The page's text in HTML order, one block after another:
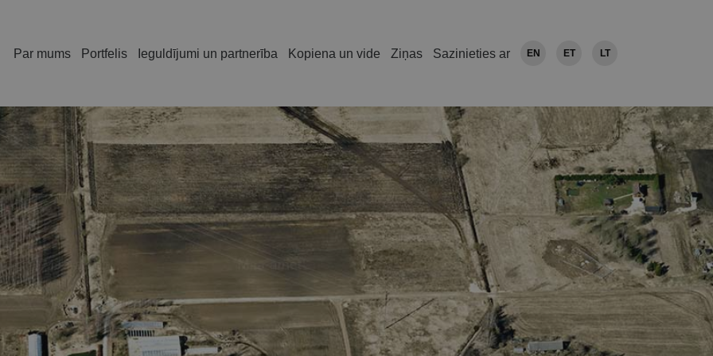
Par mums Portfelis Ieguldījumi un partnerība Kopiena un vide Ziņas Sazinieties ar EN ET LT